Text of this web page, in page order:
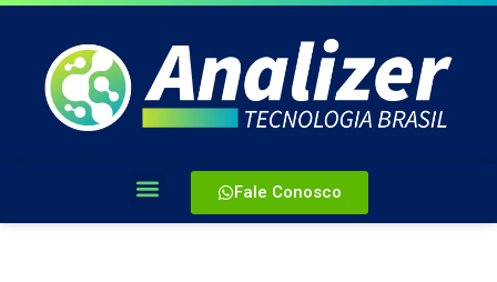
Fale Conosco